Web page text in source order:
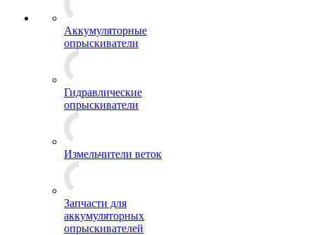
Аккумуляторные
опрыскиватели
Гидравлические
опрыскиватели
Измельчители веток
Запчасти для
аккумуляторных
опрыскивателей